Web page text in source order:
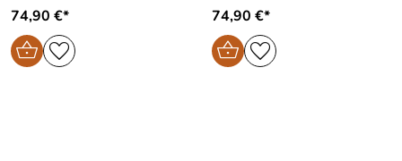
74,90 €*
74,90 €*